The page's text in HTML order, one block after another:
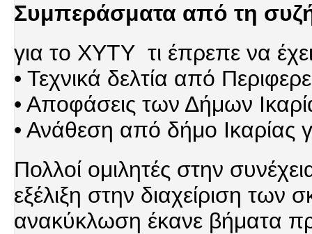
Συμπεράσματα από τη
για το ΧΥΤΥ τι έπρεπε να έχει
• Τεχνικά δελτία από
• Αποφάσεις των Δήμων
• Ανάθεση από δήμο Ικαρίας
Πολλοί ομιλητές στην
εξέλιξη στην διαχείριση των
ανακύκλωση έκανε βήματα